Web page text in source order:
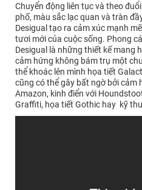
Chuyển động liên tục và theo
phố, màu sắc lạc quan và tràn
Desigual tạo ra cảm xúc mạnh
tươi mới của cuộc sống. Phong
Desigual là những thiết kế mang
cảm hứng không bám trụ một
thể khoác lên mình họa tiết
cũng có thể gây bất ngờ bởi cảm
Amazon, kinh điển với
Graffiti, họa tiết Gothic hay kỹ